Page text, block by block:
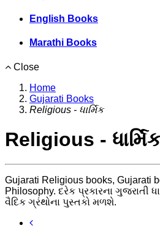
English Books
Marathi Books
Close
Home
Gujarati Books
Religious - ધાર્મિક
Religious -
Gujarati Religious books, Gujarati
Philosophy. દરેક પ્રકારના ગુજરાતી
વૈદિક ગ્રંથોના પુસ્તકો મળશે.